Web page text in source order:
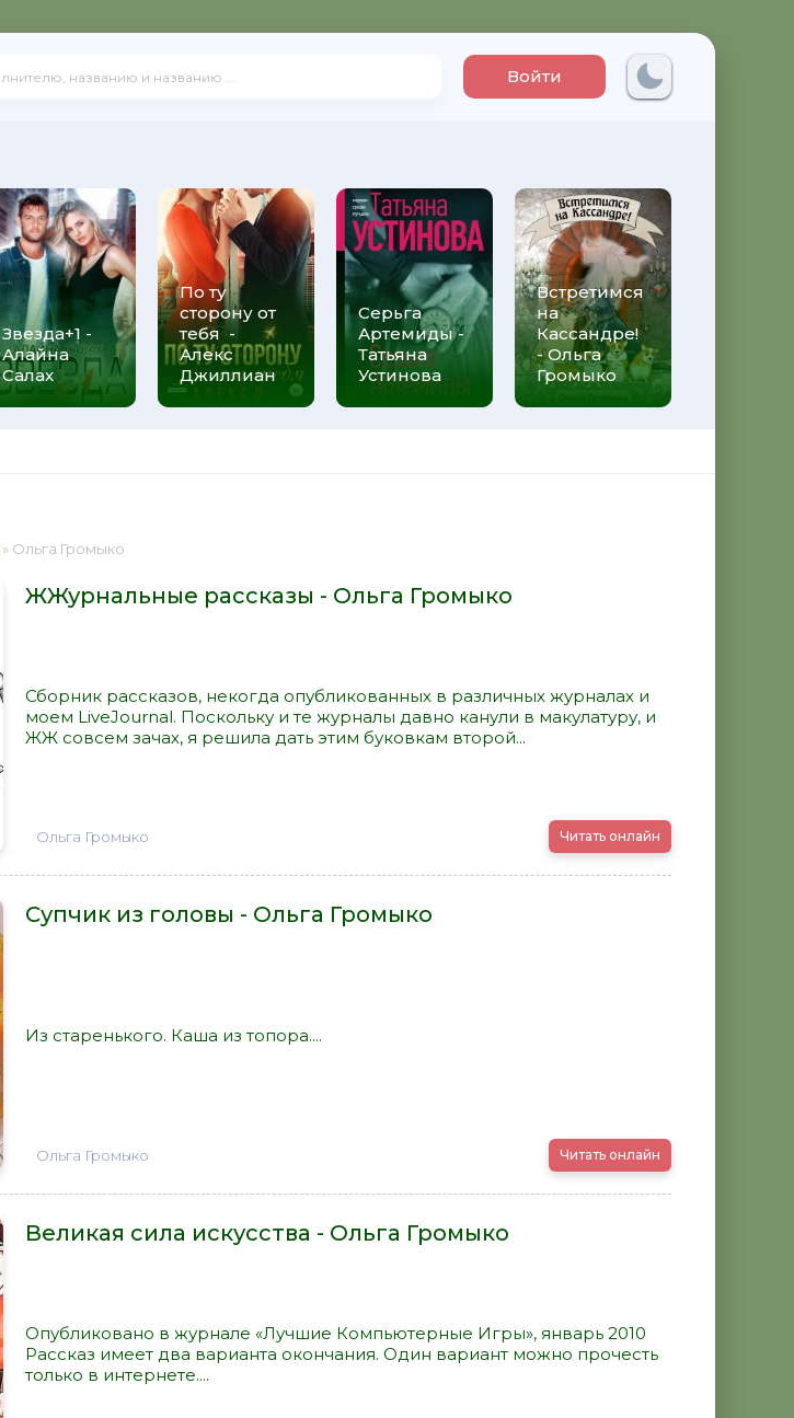
Войти
Звезда+1 -
Алайна
Салах
По ту
сторону от
тебя -
Алекс
Джиллиан
Серьга
Артемиды -
Татьяна
Устинова
Встретимся
на
Кассандре!
- Ольга
Громыко
» Ольга Громыко
ЖЖурнальные рассказы - Ольга Громыко
Сборник рассказов, некогда опубликованных в различных журналах и
моем LiveJournal. Поскольку и те журналы давно канули в макулатуру, и
ЖЖ совсем зачах, я решила дать этим буковкам второй...
Ольга Громыко Читать онлайн
Супчик из головы - Ольга Громыко
Из старенького. Каша из топора....
Ольга Громыко Читать онлайн
Великая сила искусства - Ольга Громыко
Опубликовано в журнале «Лучшие Компьютерные Игры», январь 2010
Рассказ имеет два варианта окончания. Один вариант можно прочесть
только в интернете....